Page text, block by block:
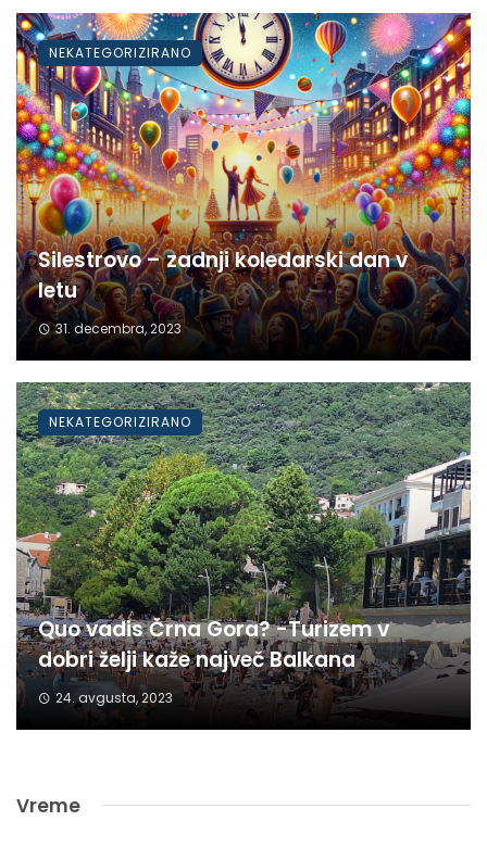
Silestrovo – zadnji koledarski dan v
letu
31. decembra, 2023
NEKATEGORIZIRANO
Quo vadis Črna Gora? -Turizem v
dobri želji kaže največ Balkana
24. avgusta, 2023
NEKATEGORIZIRANO
Vreme